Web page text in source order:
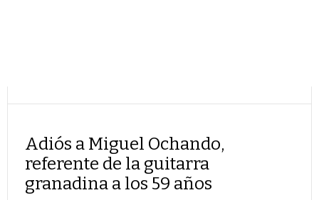
Adiós a Miguel Ochando,
referente de la guitarra
granadina a los 59 años